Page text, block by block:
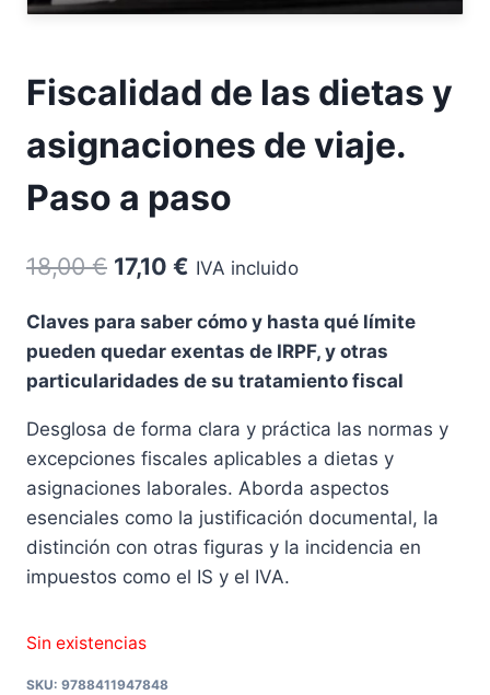
Fiscalidad de las dietas y
asignaciones de viaje.
Paso a paso
18,00€ El
original
era:
17,10 € El
actual
es:
IVA incluido
Claves para saber cómo y hasta qué límite
pueden quedar exentas de IRPF, y otras
particularidades de su tratamiento fiscal
Desglosa de forma clara y práctica las normas y
excepciones fiscales aplicables a dietas y
asignaciones laborales. Aborda aspectos
esenciales como la justificación documental, la
distinción con otras figuras y la incidencia en
impuestos como el IS y el IVA.
Sin existencias
SKU: 9788411947848